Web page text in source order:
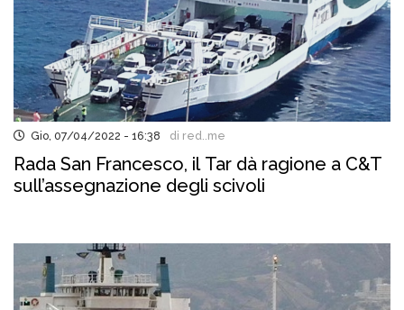
Gio, 07/04/2022 - 16:38 di red..me
Rada San Francesco, il Tar dà ragione a C&T
sull’assegnazione degli scivoli